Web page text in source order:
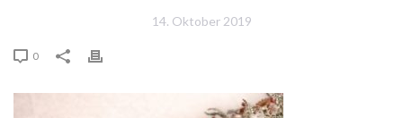
14. Oktober 2019
0